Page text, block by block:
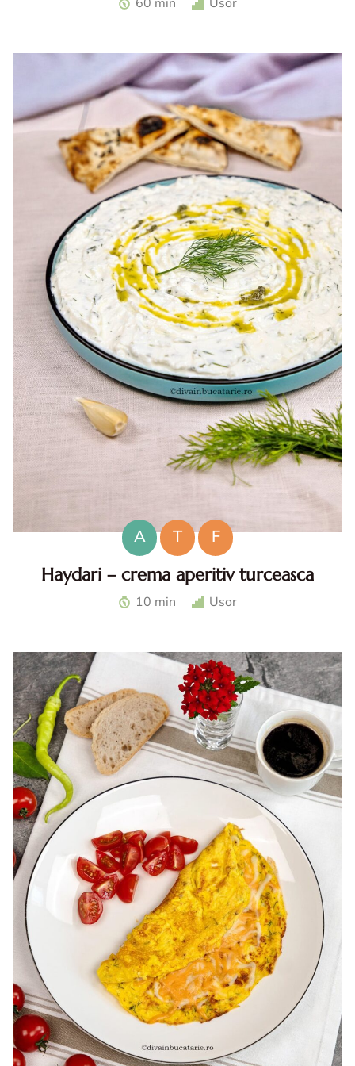
60 min Usor
A T
F
Haydari – crema aperitiv turceasca
Haydari. Haydari reteta. Haydari turcesc. Ccrema aperitiv
turceasca. Sos haydari. Aperitiv cu iaurt.
10 min Usor